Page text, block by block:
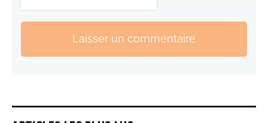
Laisser un commentaire